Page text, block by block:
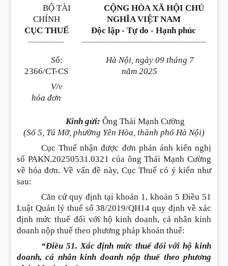
BỘ TÀI
CHÍNH
CỤC THUẾ
CỘNG HÒA XÃ HỘI CHỦ
NGHĨA VIỆT NAM
Độc lập - Tự do - Hạnh phúc
Số:
2366/CT-CS
V/v
hóa đơn
Hà Nội, ngày 09 tháng 7
năm 2025
Kính gửi: Ông Thái Mạnh Cường
(Số 5, Tú Mỡ, phường Yên Hòa, thành phố Hà Nội)
Cục Thuế nhận được đơn phản ánh kiến nghị
số PAKN.20250531.0321 của ông Thái Mạnh Cường
về hóa đơn. Về vấn đề này, Cục Thuế có ý kiến như
sau:
Căn cứ quy định tại khoản 1, khoản 5 Điều 51
Luật Quản lý thuế số 38/2019/QH14 quy định về xác
định mức thuế đối với hộ kinh doanh, cá nhân kinh
doanh nộp thuế theo phương pháp khoán thuế:
“Điều 51. Xác định mức thuế đối với hộ kinh
doanh, cá nhân kinh doanh nộp thuế theo phương